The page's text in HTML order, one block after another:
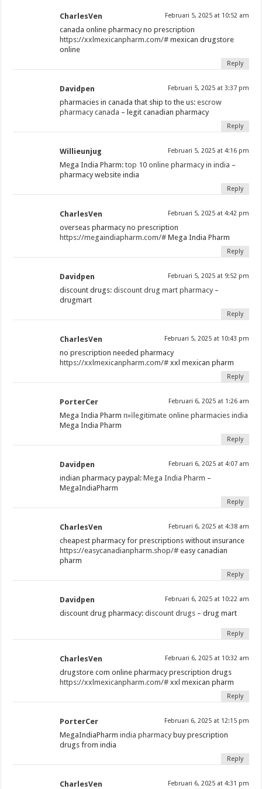
CharlesVen Februari 5, 2025 at 10:52 am
canada online pharmacy no prescription
https://xxlmexicanpharm.com/# mexican drugstore
online
Reply
Davidpen Februari 5, 2025 at 3:37 pm
pharmacies in canada that ship to the us:escrow
pharmacy canada – legit canadian pharmacy
Reply
Willieunjug Februari 5, 2025 at 4:16 pm
Mega India Pharm:top 10 online pharmacy in india –
pharmacy website india
Reply
CharlesVen Februari 5, 2025 at 4:42 pm
overseas pharmacy no prescription
https://megaindiapharm.com/# Mega India Pharm
Reply
Davidpen Februari 5, 2025 at 9:52 pm
discount drugs:discount drug mart pharmacy –
drugmart
Reply
CharlesVen Februari 5, 2025 at 10:43 pm
no prescription needed pharmacy
https://xxlmexicanpharm.com/# xxl mexican pharm
Reply
PorterCer Februari 6, 2025 at 1:26 am
Mega India Pharm п»їlegitimate online pharmacies india
Mega India Pharm
Reply
Davidpen Februari 6, 2025 at 4:07 am
indian pharmacy paypal:Mega India Pharm –
MegaIndiaPharm
Reply
CharlesVen Februari 6, 2025 at 4:38 am
cheapest pharmacy for prescriptions without insurance
https://easycanadianpharm.shop/# easy canadian
pharm
Reply
Davidpen Februari 6, 2025 at 10:22 am
discount drug pharmacy:discount drugs – drug mart
Reply
CharlesVen Februari 6, 2025 at 10:32 am
drugstore com online pharmacy prescription drugs
https://xxlmexicanpharm.com/# xxl mexican pharm
Reply
PorterCer Februari 6, 2025 at 12:15 pm
MegaIndiaPharmindia pharmacy buy prescription
drugs from india
Reply
CharlesVen Februari 6, 2025 at 4:31 pm